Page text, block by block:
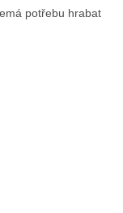
potřebu hrabat